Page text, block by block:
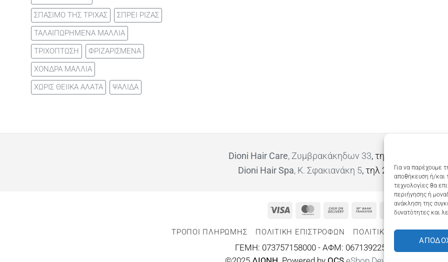
Για να παρέχουμε
αποθήκευση ή/και
τεχνολογίες θα
περιήγησης ή
ανάκληση της
δυνατότητες και
ΣΠΑΣΙΜΟ ΤΗΣ ΤΡΙΧΑΣ
ΣΠΡΕΙ ΡΙΖΑΣ
ΤΑΛΑΙΠΩΡΗΜΕΝΑ ΜΑΛΛΙΑ
ΤΡΙΧΟΠΤΩΣΗ
ΦΡΙΖΑΡΙΣΜΕΝΑ
ΧΟΝΔΡΑ ΜΑΛΛΙΑ
ΧΩΡΙΣ ΘΕΙΙΚΑ ΑΛΑΤΑ
ΨΑΛΙΔΑ
Dioni Hair Care, Ζυμβρακάκηδων 33, τηλ 28210 91906
Dioni Hair Spa, Κ. Σφακιανάκη 5, τηλ 28210 94712
Visa MasterCard
Cash
Delivery
Google
ΤΡΟΠΟΙ ΠΛΗΡΩΜΗΣ ΠΟΛΙΤΙΚΉ ΕΠΙΣΤΡΟΦΏΝ ΠΟΛΙΤΙΚΉ ΑΠΟΡΡΉΤΟΥ –
ΓΕΜΗ: 073757158000 - ΑΦΜ: 067139225 ΔΟΥ:ΧΑΝΙΩΝ